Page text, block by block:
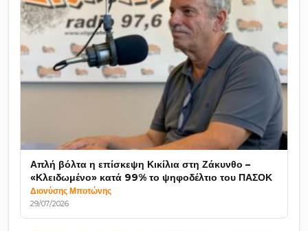
Απλή βόλτα η επίσκεψη Κικίλια στη Ζάκυνθο –
«Κλειδωμένο» κατά 99% το ψηφοδέλτιο του ΠΑΣΟΚ
Διονύσης Μποτώνης
29/07/2026